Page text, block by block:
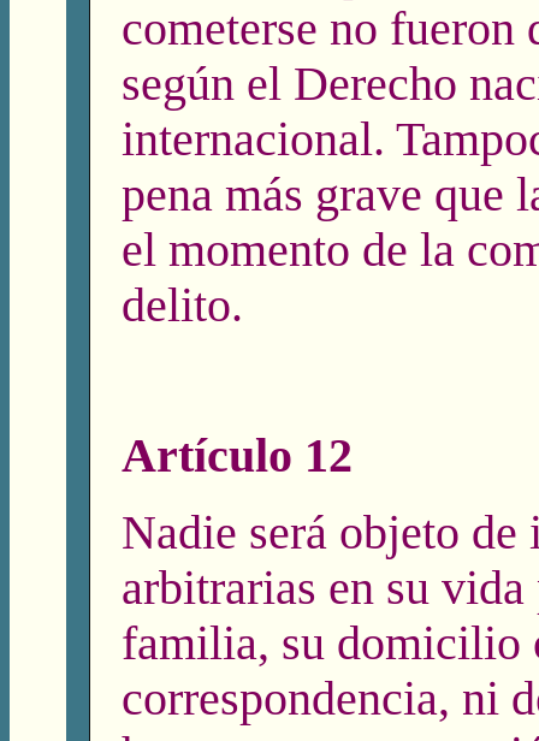
cometerse no fueron
según el Derecho
internacional.
pena más grave que
el momento de la
delito.
Artículo 12
Nadie será objeto de
arbitrarias en su
familia, su domicilio
correspondencia, ni